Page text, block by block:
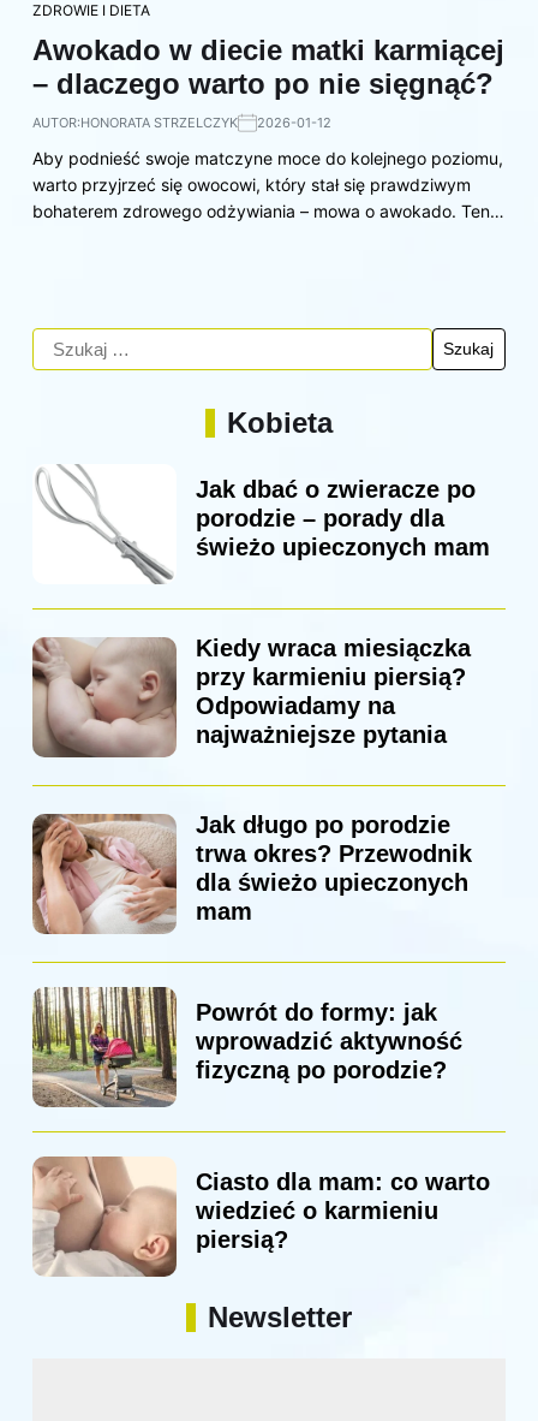
ZDROWIE I DIETA
Awokado w diecie matki karmiącej
– dlaczego warto po nie sięgnąć?
AUTOR:HONORATA STRZELCZYK 2026-01-12
Aby podnieść swoje matczyne moce do kolejnego poziomu,
warto przyjrzeć się owocowi, który stał się prawdziwym
bohaterem zdrowego odżywiania – mowa o awokado. Ten…
Kobieta
Jak dbać o zwieracze po
porodzie – porady dla
świeżo upieczonych mam
Kiedy wraca miesiączka
przy karmieniu piersią?
Odpowiadamy na
najważniejsze pytania
Jak długo po porodzie
trwa okres? Przewodnik
dla świeżo upieczonych
mam
Powrót do formy: jak
wprowadzić aktywność
fizyczną po porodzie?
Ciasto dla mam: co warto
wiedzieć o karmieniu
piersią?
Newsletter